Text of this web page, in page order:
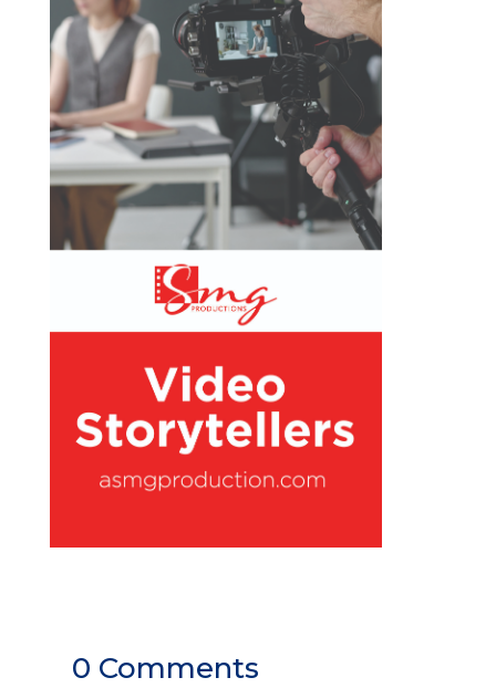
0 Comments